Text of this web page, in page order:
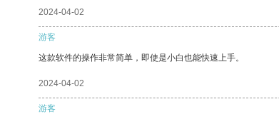
2024-04-02
游客
这款软件的操作非常简单，即使是小白也能快速上手。
2024-04-02
游客